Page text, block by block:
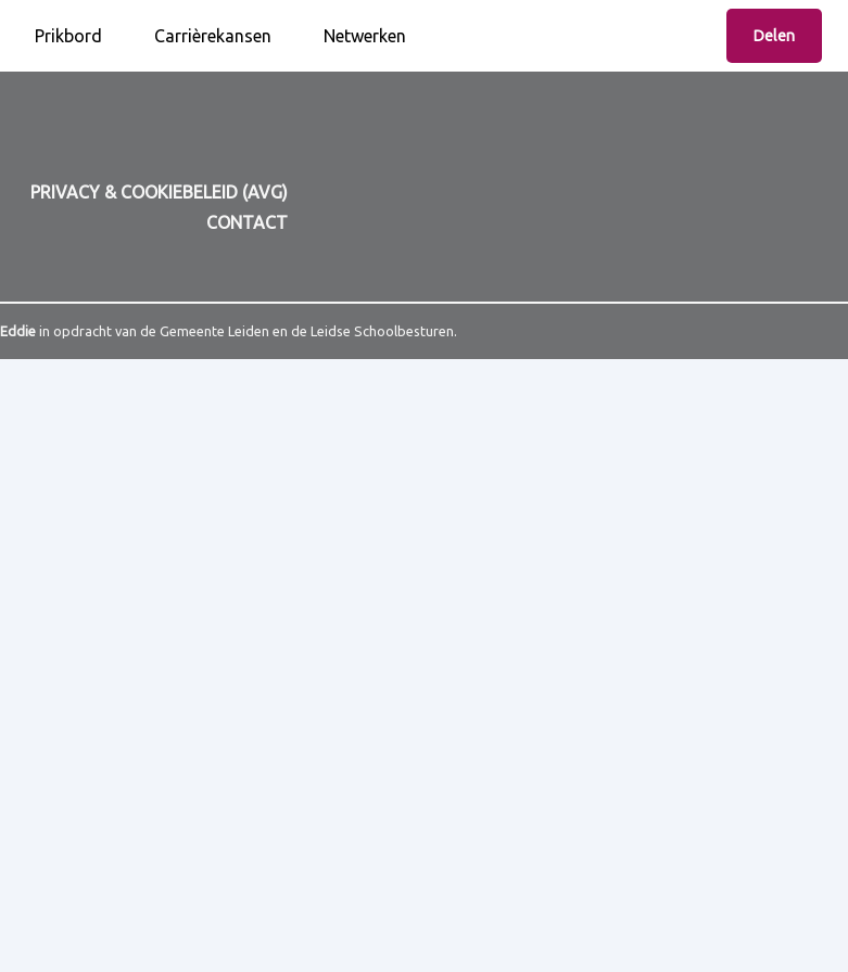
Prikbord Carrièrekansen Netwerken Delen
PRIVACY & COOKIEBELEID (AVG)
CONTACT
Eddie in opdracht van de Gemeente Leiden en de Leidse Schoolbesturen.